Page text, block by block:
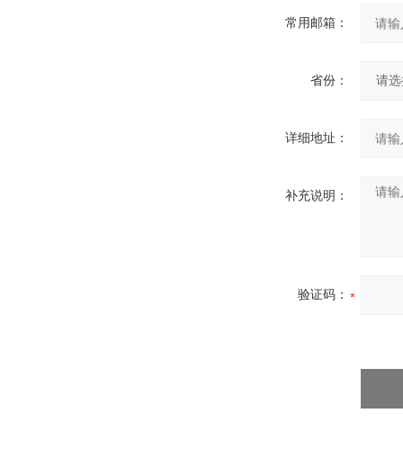
常用邮箱：
省份：
详细地址：
补充说明：
验证码：